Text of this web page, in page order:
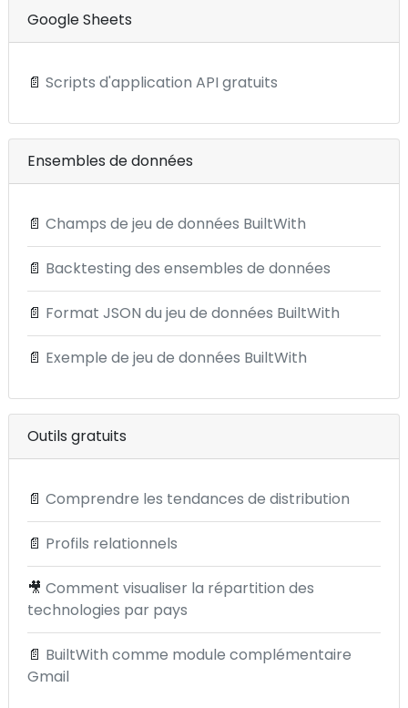
Google Sheets
📄 Scripts d'application API gratuits
Ensembles de données
📄 Champs de jeu de données BuiltWith
📄 Backtesting des ensembles de données
📄 Format JSON du jeu de données BuiltWith
📄 Exemple de jeu de données BuiltWith
Outils gratuits
📄 Comprendre les tendances de distribution
📄 Profils relationnels
🎥 Comment visualiser la répartition des
technologies par pays
📄 BuiltWith comme module complémentaire
Gmail